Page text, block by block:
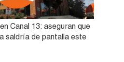
Canal 13: aseguran que
saldría de pantalla este